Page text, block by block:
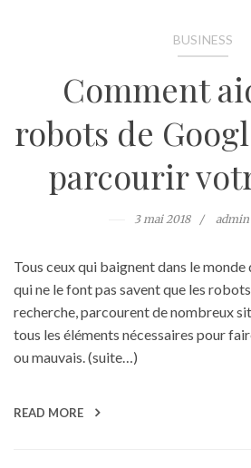
BUSINESS
Comment
robots de
parcourir
3 mai 2018 admin
Tous ceux qui baignent dans le monde
qui ne le font pas savent que les
recherche, parcourent de nombreux
tous les éléments nécessaires pour
ou mauvais. (suite…)
READ MORE